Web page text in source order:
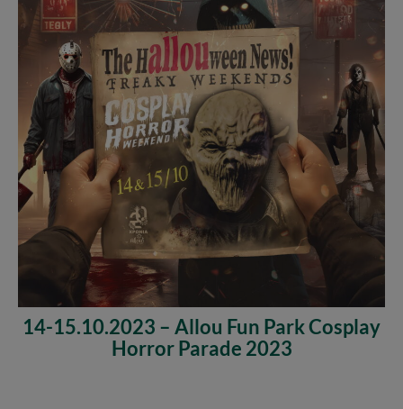
14-15.10.2023 – Allou Fun Park Cosplay
Horror Parade 2023